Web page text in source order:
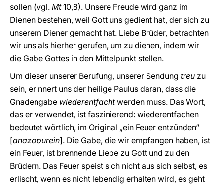
sollen (vgl. Mt10,8). Unsere Freude wird ganz im
Dienen bestehen, weil Gott uns gedient hat, der sich zu
unserem Diener gemacht hat. Liebe Brüder, betrachten
wir uns als hierher gerufen, um zu dienen, indem wir
die Gabe Gottes in den Mittelpunkt stellen.
Um dieser unserer Berufung, unserer Sendung treu zu
sein, erinnert uns der heilige Paulus daran, dass die
Gnadengabe wiederentfachtwerden muss. Das Wort,
das er verwendet, ist faszinierend: wiederentfachen
bedeutet wörtlich, im Original „ein Feuer entzünden“
[anazopurein]. Die Gabe, die wir empfangen haben, ist
ein Feuer, ist brennende Liebe zu Gott und zu den
Brüdern. Das Feuer speist sich nicht aus sich selbst, es
erlischt, wenn es nicht lebendig erhalten wird, es geht